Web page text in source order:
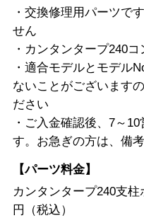
・交換修理用パーツで
せん
・カンタンタープ240
・適合モデルとモデル
ないことがございます
ださい
・ご入金確認後、7～
す。お急ぎの方は、備
【パーツ料金】
カンタンタープ240支
円（税込）